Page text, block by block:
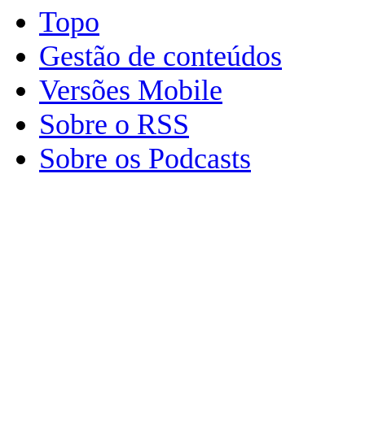
Topo
Gestão de conteúdos
Versões Mobile
Sobre o RSS
Sobre os Podcasts